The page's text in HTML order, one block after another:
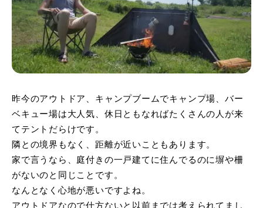
昨今のアウトドア、キャンプブームでキャンプ場、バー
ベキュー場は大人気、休日ともなればたくさんの人が来
てテントだらけです。
隣との境界もなく、距離が近いこともあります。
家で言うなら、庭付きの一戸建てに住んでるのに塀や柵
がないのと同じことです。
なんとなく心地が悪いですよね。
アウトドアなので仕方ないと以前までは考えられてまし